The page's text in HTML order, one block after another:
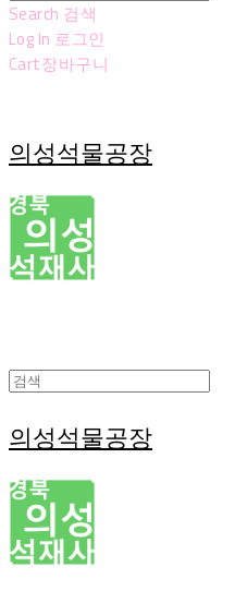
Search 검색
Log In 로그인
Cart장바구니
의성석물공장
의성석물공장